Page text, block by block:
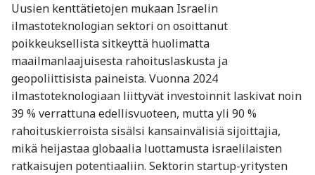
Uusien kenttätietojen mukaan Israelin
ilmastoteknologian sektori on osoittanut
poikkeuksellista sitkeyttä huolimatta
maailmanlaajuisesta rahoituslaskusta ja
geopoliittisista paineista. Vuonna 2024
ilmastoteknologiaan liittyvät investoinnit laskivat noin
39 % verrattuna edellisvuoteen, mutta yli 90 %
rahoituskierroista sisälsi kansainvälisiä sijoittajia,
mikä heijastaa globaalia luottamusta israelilaisten
ratkaisujen potentiaaliin. Sektorin startup-yritysten